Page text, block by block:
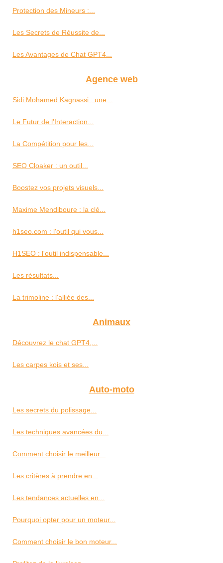
Protection des Mineurs :...
Les Secrets de Réussite de...
Les Avantages de Chat GPT4...
Agence web
Sidi Mohamed Kagnassi : une...
Le Futur de l'Interaction...
La Compétition pour les...
SEO Cloaker : un outil...
Boostez vos projets visuels...
Maxime Mendiboure : la clé...
h1seo.com : l'outil qui vous...
H1SEO : l'outil indispensable...
Les résultats...
La trimoline : l'alliée des...
Animaux
Découvrez le chat GPT4,...
Les carpes kois et ses...
Auto-moto
Les secrets du polissage...
Les techniques avancées du...
Comment choisir le meilleur...
Les critères à prendre en...
Les tendances actuelles en...
Pourquoi opter pour un moteur...
Comment choisir le bon moteur...